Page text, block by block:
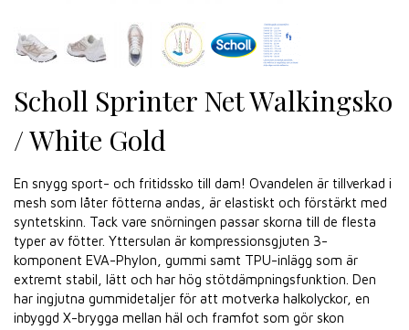
Scholl Sprinter Net Walkingsko
/ White Gold
En snygg sport- och fritidssko till dam! Ovandelen är tillverkad i
mesh som låter fötterna andas, är elastiskt och förstärkt med
syntetskinn. Tack vare snörningen passar skorna till de flesta
typer av fötter. Yttersulan är kompressionsgjuten 3-
komponent EVA-Phylon, gummi samt TPU-inlägg som är
extremt stabil, lätt och har hög stötdämpningsfunktion. Den
har ingjutna gummidetaljer för att motverka halkolyckor, en
inbyggd X-brygga mellan häl och framfot som gör skon